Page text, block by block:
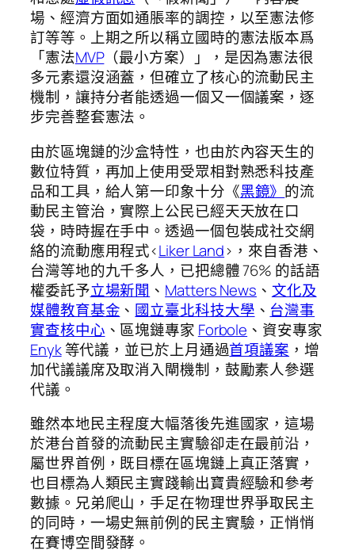
場、經濟方面如通脹率的調控，以至憲法修
訂等等。上期之所以稱立國時的憲法版本爲
「憲法MVP（最小方案）」，是因為憲法很
多元素還沒涵蓋，但確立了核心的流動民主
機制，讓持分者能透過一個又一個議案，逐
步完善整套憲法。
由於區塊鏈的沙盒特性，也由於內容天生的
數位特質，再加上使用受眾相對熟悉科技產
品和工具，給人第一印象十分《黑鏡》 的流
動民主管治，實際上公民已經天天放在口
袋，時時握在手中。透過一個包裝成社交網
絡的流動應用程式<Liker Land>，來自香港、
台灣等地的九千多人，已把總體 76% 的話語
權委託予立場新聞 、 Matters News 、 文化及
媒體教育基金 、 國立臺北科技大學 、 台灣事
實查核中心 、區塊鏈專家 Forbole 、資安專家
Enyk等代議，並已於上月通過首項議案 ，增
加代議議席及取消入閘機制，鼓勵素人參選
代議。
雖然本地民主程度大幅落後先進國家，這場
於港台首發的流動民主實驗卻走在最前沿，
屬世界首例，既目標在區塊鏈上真正落實，
也目標為人類民主實踐輸出寶貴經驗和參考
數據。兄弟爬山，手足在物理世界爭取民主
的同時，一場史無前例的民主實驗，正悄悄
在賽博空間發酵。